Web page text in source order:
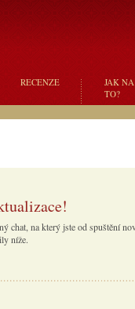
RECENZE
JAK NA
TO?
chat, na který jste od spuštění
níže.